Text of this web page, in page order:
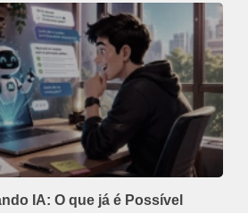
IA: O que já é Possível